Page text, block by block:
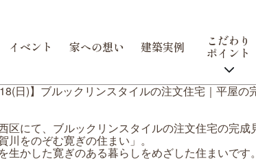
イベント 家への想い 建築実例 こだわり
ポイント
18(日)】ブルックリンスタイルの注文住宅｜平屋
区にて、ブルックリンスタイルの注文住宅の完成
川をのぞむ寛ぎの住まい」。
生かした寛ぎのある暮らしをめざした住まいです。